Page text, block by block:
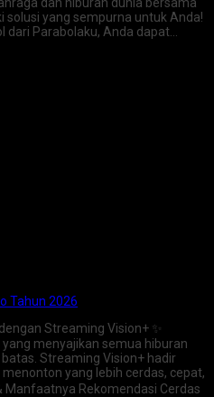
solusi yang sempurna untuk Anda!
dari Parabolaku, Anda dapat…
Tahun 2026
Streaming Vision+ ✨
menyajikan semua hiburan
Streaming Vision+ hadir
yang lebih cerdas, cepat,
Manfaatnya Rekomendasi Cerdas